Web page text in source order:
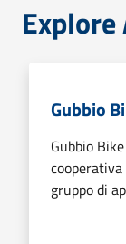
Gubbio
Gubbio
cooperativa
gruppo di